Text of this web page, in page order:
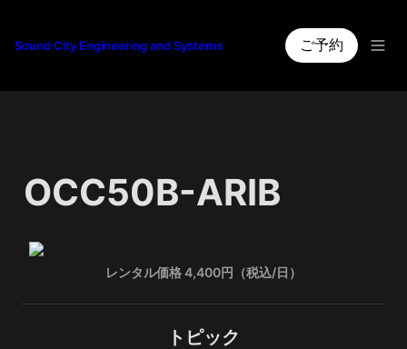
Sound City Engineering and Systems ご予約
OCC50B-ARIB
レンタル価格 4,400円（税込/日）
トピック